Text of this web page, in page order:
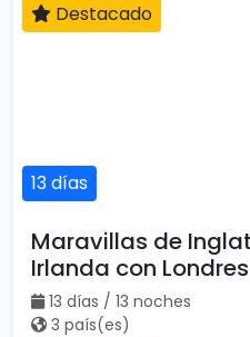
13 días
Destacado
Maravillas de
Irlanda con Londres
13 días / 13 noches
3 país(es)